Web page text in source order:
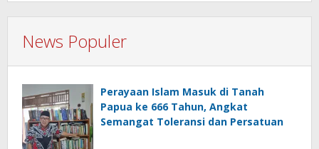
News Populer
Perayaan Islam Masuk di Tanah
Papua ke 666 Tahun, Angkat
Semangat Toleransi dan Persatuan